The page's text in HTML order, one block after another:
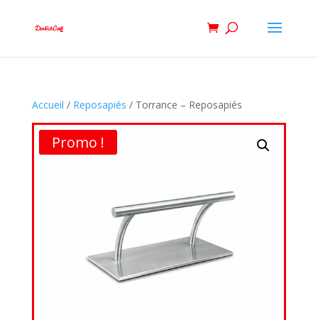
Accueil / Reposapiés / Torrance – Reposapiés
Promo !